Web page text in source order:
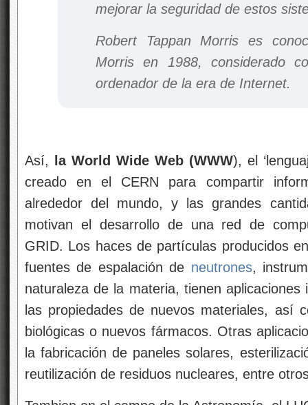
mejorar la seguridad de estos
Robert Tappan Morris es
Morris en 1988, considerado
ordenador de la era de Internet.
Así, la World Wide Web (WWW), el
creado en el CERN para compartir
alrededor del mundo, y las grandes
motivan el desarrollo de una red de
GRID. Los haces de partículas producidos
fuentes de espalación de neutrones,
naturaleza de la materia, tienen
las propiedades de nuevos materiales, así
biológicas o nuevos fármacos. Otras
la fabricación de paneles solares,
reutilización de residuos nucleares, entre